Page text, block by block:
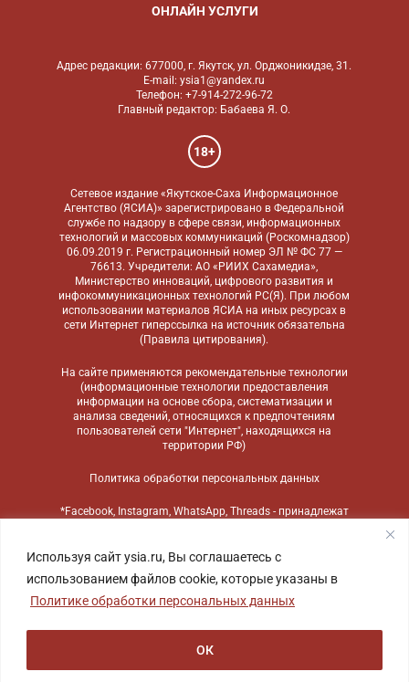
Используя сайт ysia.ru, Вы соглашаетесь с
использованием файлов cookie, которые указаны в
Политике обработки персональных данных
ОК
ОНЛАЙН УСЛУГИ
Адрес редакции: 677000, г. Якутск, ул. Орджоникидзе, 31.
E-mail: ysia1@yandex.ru
Телефон: +7-914-272-96-72
Главный редактор: Бабаева Я. О.
18+
Сетевое издание «Якутское-Саха Информационное
Агентство (ЯСИА)» зарегистрировано в Федеральной
службе по надзору в сфере связи, информационных
технологий и массовых коммуникаций (Роскомнадзор)
06.09.2019 г. Регистрационный номер ЭЛ № ФС 77 —
76613. Учредители: АО «РИИХ Сахамедиа»,
Министерство инноваций, цифрового развития и
инфокоммуникационных технологий РС(Я). При любом
использовании материалов ЯСИА на иных ресурсах в
сети Интернет гиперссылка на источник обязательна
(Правила цитирования).
На сайте применяются рекомендательные технологии
(информационные технологии предоставления
информации на основе сбора, систематизации и
анализа сведений, относящихся к предпочтениям
пользователей сети "Интернет", находящихся на
территории РФ)
Политика обработки персональных данных
*Facebook, Instagram, WhatsApp, Threads - принадлежат